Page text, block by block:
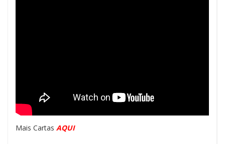
Mais Cartas AQUI